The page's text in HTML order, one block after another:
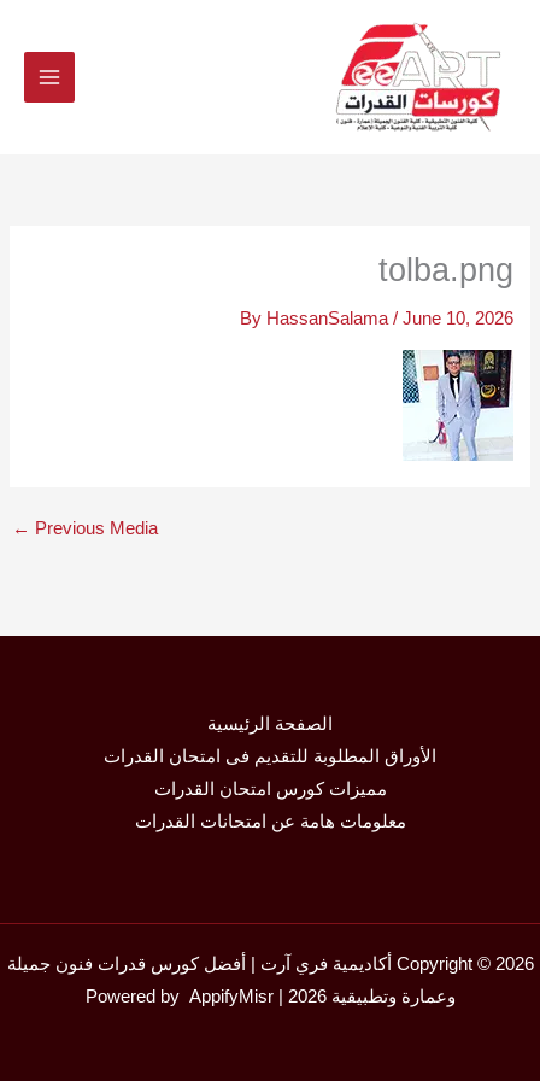
tolba.png
By HassanSalama / June 10, 2026
← Previous Media
الصفحة الرئيسية
الأوراق المطلوبة للتقديم فى امتحان القدرات
مميزات كورس امتحان القدرات
معلومات هامة عن امتحانات القدرات
Copyright © 2026 أكاديمية فري آرت | أفضل كورس قدرات فنون جميلة
وعمارة وتطبيقية 2026 | Powered by
AppifyMisr